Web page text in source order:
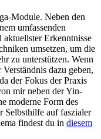
Module. Neben den
umfassenden
Erkenntnisse
umsetzen, um die
zu unterstützen. Wenn
dazu geben,
der Fokus der Praxis
mir neben der Yin-
moderne Form des
Selbsthilfe auf faszialer
findest du in diesem